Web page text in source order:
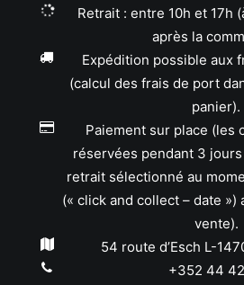
Retrait : entre 10h et 17h
après la
Expédition possible aux
(calcul des frais de port
panier).
Paiement sur place (les
réservées pendant 3
retrait sélectionné au
(« click and collect – date »)
vente).
54 route d’Esch L-
+352 44